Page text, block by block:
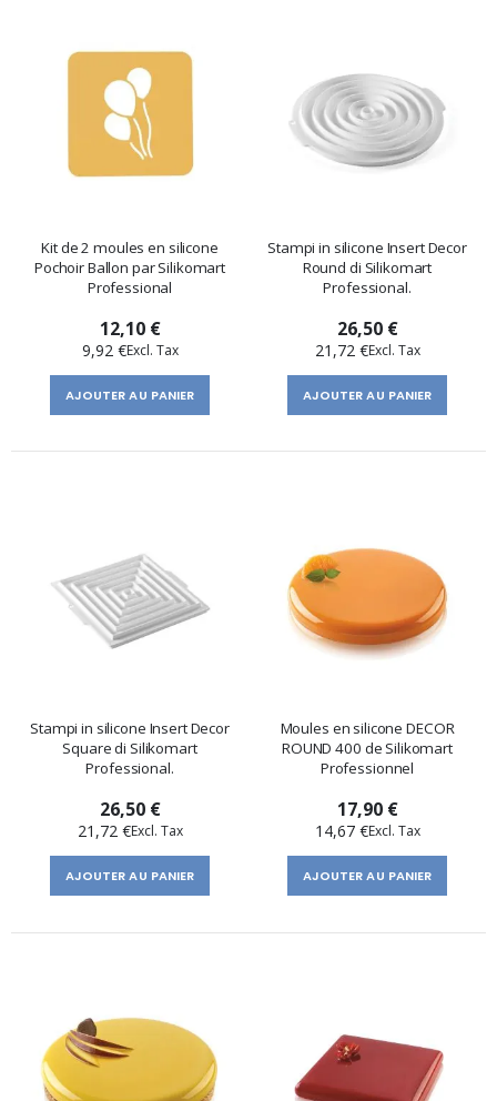
Kit de 2 moules en silicone
Pochoir Ballon par Silikomart
Professional
12,10 €
9,92 €
AJOUTER AU PANIER
Stampi in silicone Insert Decor
Round di Silikomart
Professional.
26,50 €
21,72 €
AJOUTER AU PANIER
Stampi in silicone Insert Decor
Square di Silikomart
Professional.
26,50 €
21,72 €
AJOUTER AU PANIER
Moules en silicone DECOR
ROUND 400 de Silikomart
Professionnel
17,90 €
14,67 €
AJOUTER AU PANIER